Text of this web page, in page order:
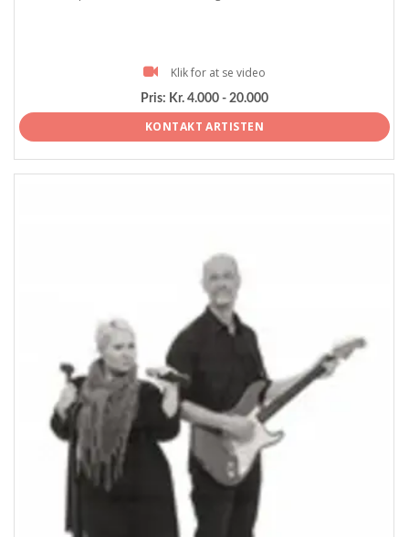
Klik for at se video
Pris: Kr. 4.000 - 20.000
KONTAKT ARTISTEN